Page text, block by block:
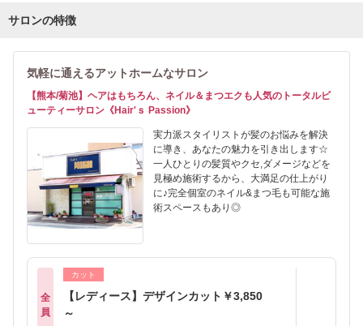
サロンの特徴
気軽に通えるアットホームなサロン
【熊本/菊池】ヘアはもちろん、ネイル＆まつエクも人気のトータルビ
ューティーサロン《Hair'ｓ Passion》
実力派スタイリストが髪のお悩みを解決
に導き、あなたの魅力を引き出します☆
一人ひとりの髪質やクセ,ダメージなどを
見極め施術するから、大満足の仕上がり
に♪完全個室のネイル&まつ毛も可能な施
術スペースもあり◎
全
員
カット
【レディース】デザインカット￥3,850
～